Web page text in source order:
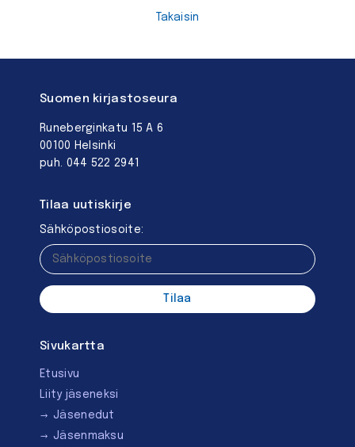
Takaisin
Suomen kirjastoseura
Runeberginkatu 15 A 6
00100 Helsinki
puh. 044 522 2941
Tilaa uutiskirje
Sähköpostiosoite:
Sivukartta
Etusivu
Liity jäseneksi
Jäsenedut
Jäsenmaksu